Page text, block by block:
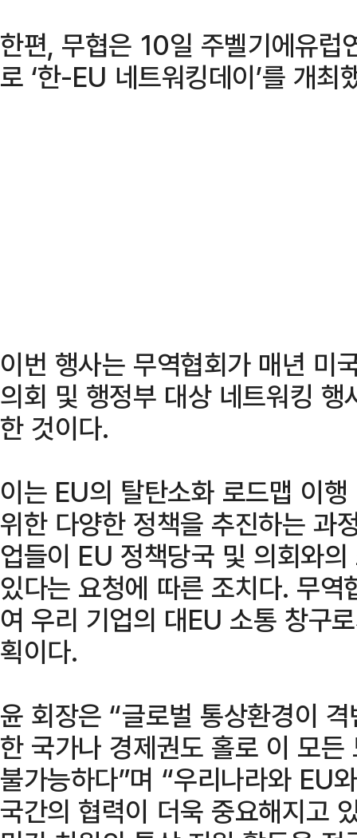
한편, 무협은 10일 주벨기에유럽
로 ‘한-EU 네트워킹데이’를 개최
이번 행사는 무역협회가 매년 미
의회 및 행정부 대상 네트워킹
한 것이다.
이는 EU의 탈탄소화 로드맵 이
위한 다양한 정책을 추진하는 과
업들이 EU 정책당국 및 의회와
있다는 요청에 따른 조치다. 무
여 우리 기업의 대EU 소통 창구
획이다.
윤 회장은 “글로벌 통상환경이
한 국가나 경제권도 홀로 이 모
불가능하다”며 “우리나라와 EU
국간의 협력이 더욱 중요해지고